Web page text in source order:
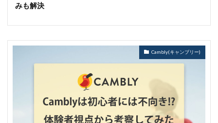
みも解決
Cambly(キャンブリー)